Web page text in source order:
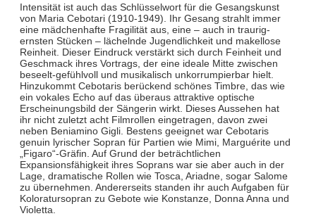
Intensität ist auch das Schlüsselwort für die Gesangskunst
von Maria Cebotari (1910-1949). Ihr Gesang strahlt immer
eine mädchenhafte Fragilität aus, eine – auch in traurig-
ernsten Stücken – lächelnde Jugendlichkeit und makellose
Reinheit. Dieser Eindruck verstärkt sich durch Feinheit und
Geschmack ihres Vortrags, der eine ideale Mitte zwischen
beseelt-gefühlvoll und musikalisch unkorrumpierbar hielt.
Hinzukommt Cebotaris berückend schönes Timbre, das wie
ein vokales Echo auf das überaus attraktive optische
Erscheinungsbild der Sängerin wirkt. Dieses Aussehen hat
ihr nicht zuletzt acht Filmrollen eingetragen, davon zwei
neben Beniamino Gigli. Bestens geeignet war Cebotaris
genuin lyrischer Sopran für Partien wie Mimi, Marguérite und
„Figaro“-Gräfin. Auf Grund der beträchtlichen
Expansionsfähigkeit ihres Soprans war sie aber auch in der
Lage, dramatische Rollen wie Tosca, Ariadne, sogar Salome
zu übernehmen. Andererseits standen ihr auch Aufgaben für
Koloratursopran zu Gebote wie Konstanze, Donna Anna und
Violetta.